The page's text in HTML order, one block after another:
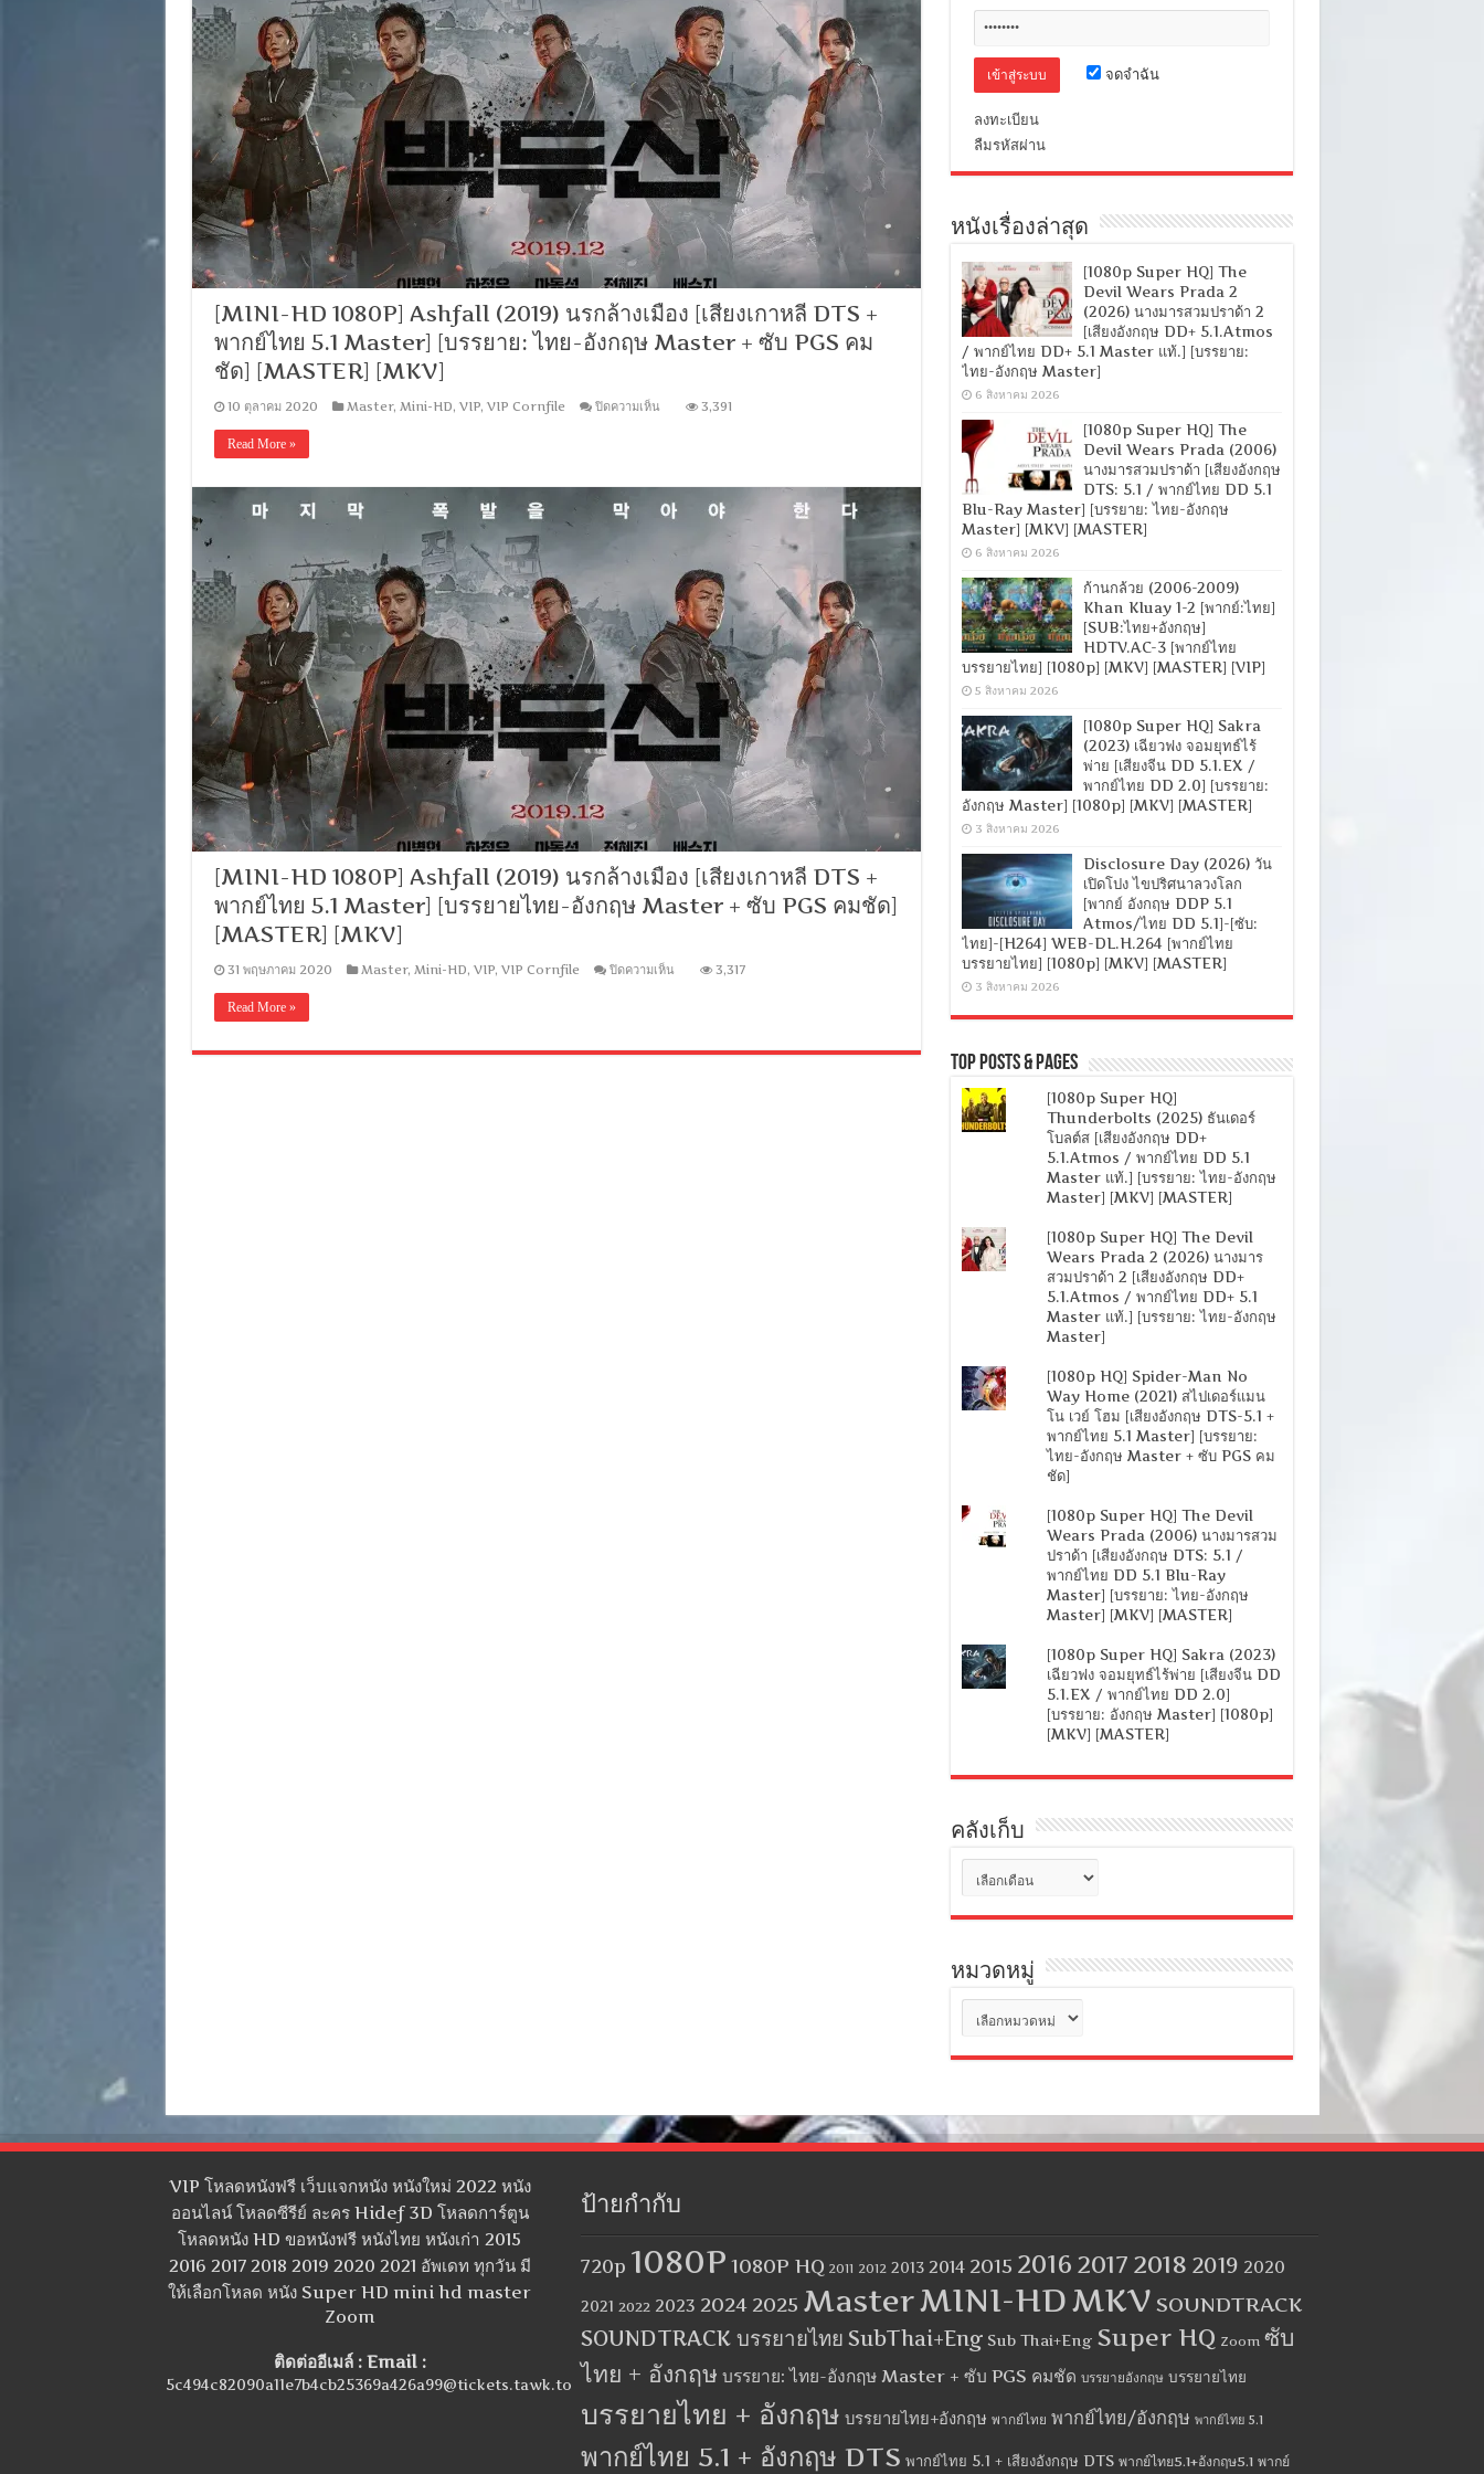
[MINI-HD 1080P] Ashfall (2019) นรกล้างเมือง [เสียงเกาหลี DTS +
พากย์ไทย 5.1 Master] [บรรยาย: ไทย-อังกฤษ Master + ซับ PGS คม
ชัด] [MASTER] [MKV]
10 ตุลาคม 2020 Master, Mini-HD, VIP, VIP Cornfile ปิดความเห็นบน
(2019)
นรก
ล้าง
เกาหลี
DTS
พากย์
ไทย
5.1
Master]
[บรรยาย:
ไทย-
อังกฤษ
Master
+
ซับ
PGS
ชัด]
[MASTER]
[MKV]
3,391
Read More »
[MINI-HD 1080P] Ashfall (2019) นรกล้างเมือง [เสียงเกาหลี DTS +
พากย์ไทย 5.1 Master] [บรรยายไทย-อังกฤษ Master + ซับ PGS คมชัด]
[MASTER] [MKV]
31 พฤษภาคม 2020 Master, Mini-HD, VIP, VIP Cornfile ปิดความเห็นบน
(2019)
3,317
Read More »
จดจำฉัน
ลงทะเบียน
ลืมรหัสผ่าน
หนังเรื่องล่าสุด
[1080p Super HQ] The
Devil Wears Prada 2
(2026) นางมารสวมปราด้า 2
[เสียงอังกฤษ DD+ 5.1.Atmos
/ พากย์ไทย DD+ 5.1 Master แท้.] [บรรยาย:
ไทย-อังกฤษ Master]
6 สิงหาคม 2026
[1080p Super HQ] The
Devil Wears Prada (2006)
นางมารสวมปราด้า [เสียงอังกฤษ
DTS: 5.1 / พากย์ไทย DD 5.1
Blu-Ray Master] [บรรยาย: ไทย-อังกฤษ
Master] [MKV] [MASTER]
6 สิงหาคม 2026
ก้านกล้วย (2006-2009)
Khan Kluay 1-2 [พากย์:ไทย]
[SUB:ไทย+อังกฤษ]
HDTV.AC-3 [พากย์ไทย
บรรยายไทย] [1080p] [MKV] [MASTER] [VIP]
5 สิงหาคม 2026
[1080p Super HQ] Sakra
(2023) เฉียวฟง จอมยุทธ์ไร้
พ่าย [เสียงจีน DD 5.1.EX /
พากย์ไทย DD 2.0] [บรรยาย:
อังกฤษ Master] [1080p] [MKV] [MASTER]
3 สิงหาคม 2026
Disclosure Day (2026) วัน
เปิดโปง ไขปริศนาลวงโลก
[พากย์ อังกฤษ DDP 5.1
Atmos/ไทย DD 5.1]-[ซับ:
ไทย]-[H264] WEB-DL.H.264 [พากย์ไทย
บรรยายไทย] [1080p] [MKV] [MASTER]
3 สิงหาคม 2026
Top Posts & Pages
[1080p Super HQ]
Thunderbolts (2025) ธันเดอร์
โบลต์ส [เสียงอังกฤษ DD+
5.1.Atmos / พากย์ไทย DD 5.1
Master แท้.] [บรรยาย: ไทย-อังกฤษ
Master] [MKV] [MASTER]
[1080p Super HQ] The Devil
Wears Prada 2 (2026) นางมาร
สวมปราด้า 2 [เสียงอังกฤษ DD+
5.1.Atmos / พากย์ไทย DD+ 5.1
Master แท้.] [บรรยาย: ไทย-อังกฤษ
Master]
[1080p HQ] Spider-Man No
Way Home (2021) สไปเดอร์แมน
โน เวย์ โฮม [เสียงอังกฤษ DTS-5.1 +
พากย์ไทย 5.1 Master] [บรรยาย:
ไทย-อังกฤษ Master + ซับ PGS คม
ชัด]
[1080p Super HQ] The Devil
Wears Prada (2006) นางมารสวม
ปราด้า [เสียงอังกฤษ DTS: 5.1 /
พากย์ไทย DD 5.1 Blu-Ray
Master] [บรรยาย: ไทย-อังกฤษ
Master] [MKV] [MASTER]
[1080p Super HQ] Sakra (2023)
เฉียวฟง จอมยุทธ์ไร้พ่าย [เสียงจีน DD
5.1.EX / พากย์ไทย DD 2.0]
[บรรยาย: อังกฤษ Master] [1080p]
[MKV] [MASTER]
คลังเก็บ
เก็บ
หมวดหมู่
หมู่
VIP โหลดหนังฟรี เว็บแจกหนัง หนังใหม่ 2022 หนัง
ออนไลน์ โหลดซีรีย์ ละคร Hidef 3D โหลดการ์ตูน
โหลดหนัง HD ขอหนังฟรี หนังไทย หนังเก่า 2015
2016 2017 2018 2019 2020 2021 อัพเดท ทุกวัน มี
ให้เลือกโหลด หนัง Super HD mini hd master
Zoom
ติดต่ออีเมล์ : Email :
5c494c82090a11e7b4cb25369a426a99@tickets.tawk.to
ป้ายกำกับ
720p 1080P 1080P HQ 2011 2012 2013 2014 2015 2016 2017 2018 2019 2020
2021 2022 2023 2024 2025 MasterMINI-HDMKV SOUNDTRACK
SOUNDTRACK บรรยายไทย SubThai+Eng Sub Thai+Eng Super HQ Zoom ซับ
ไทย + อังกฤษ บรรยาย: ไทย-อังกฤษ Master + ซับ PGS คมชัด บรรยายอังกฤษ บรรยายไทย
บรรยายไทย + อังกฤษ บรรยายไทย+อังกฤษ พากย์ไทย พากย์ไทย/อังกฤษ พากย์ไทย 5.1
พากย์ไทย 5.1 + อังกฤษ DTS พากย์ไทย 5.1 + เสียงอังกฤษ DTS พากย์ไทย5.1+อังกฤษ5.1 พากย์